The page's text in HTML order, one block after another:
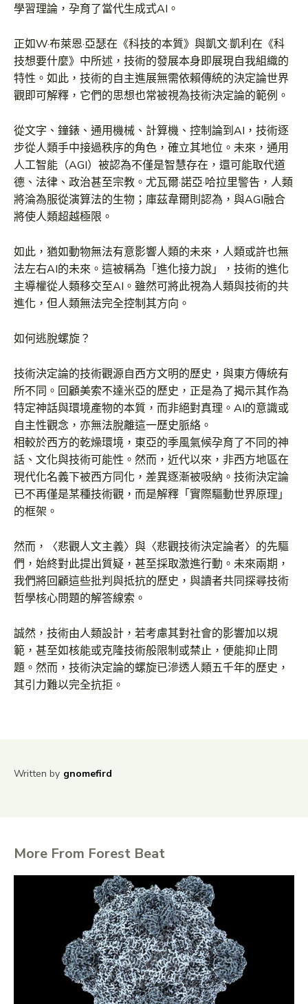
學習理論，孕育了當代生成式AI。
正如W·布萊恩·亞瑟在《科技的本質》與凱文·凱利在《科
技想要什麼》中所述，技術的發展本身即展現自我組織的
特性。如此，技術的自主進展無需依賴傳統的決定論世界
觀即可解釋，它們的思想也常被視為技術決定論的範例。
從文字、鐘錶、通用機械、計算機、控制論到AI，技術逐
步從人類手中接過秩序的角色，確立其地位。未來，通用
人工智能（AGI）被認為不僅是智慧存在，還可能取代道
德、法律、政治甚至宗教。尤瓦爾·諾亞·哈拉里警告，人類
將淪為服從演算法的生物；庫茲韋爾則認為，與AGI融合
將使人類超越極限。
如此，猶如動物無法有意影響人類的未來，人類或許也無
法左右AI的未來。這被稱為「進化接力說」，技術的進化
主導權從人類移交至AI。雖然可將此視為人類與技術的共
進化，但人類無法完全控制其方向。
如何逃脫螺旋？
技術決定論的技術觀源自西方文明的歷史，與東方傳統有
所不同。回顧美索不達米亞的歷史，正是為了揭示其作為
特定神話與環境產物的本質，而非絕對真理。AI的意識或
自主性觀念，亦無法脫離這一歷史脈絡。
相較於西方的乾燥環境，東亞的季風氣候孕育了不同的神
話、文化與技術可能性。然而，近代以來，非西方地區在
現代化名義下被西方同化，差異逐漸被吸納。技術決定論
已不再僅是某種技術觀，而是解釋「實際驅動世界原理」
的框架。
然而，〈悲觀人文主義〉與〈悲觀技術決定論者〉的先驅
們，始終對此提出質疑，甚至採取激進行動。未來兩期，
我們將回顧這些批判與抵抗的歷史，與讀者共同探尋技術
哲學核心問題的解答線索。
誠然，技術由人類設計，若考慮其對社會的影響加以規
範，甚至如核能或克隆技術般限制或禁止，便能抑止問
題。然而，技術決定論的螺旋已滲透人類五千年的歷史，
其引力難以完全抗拒。
Written by gnomefird
More From Forest Beat